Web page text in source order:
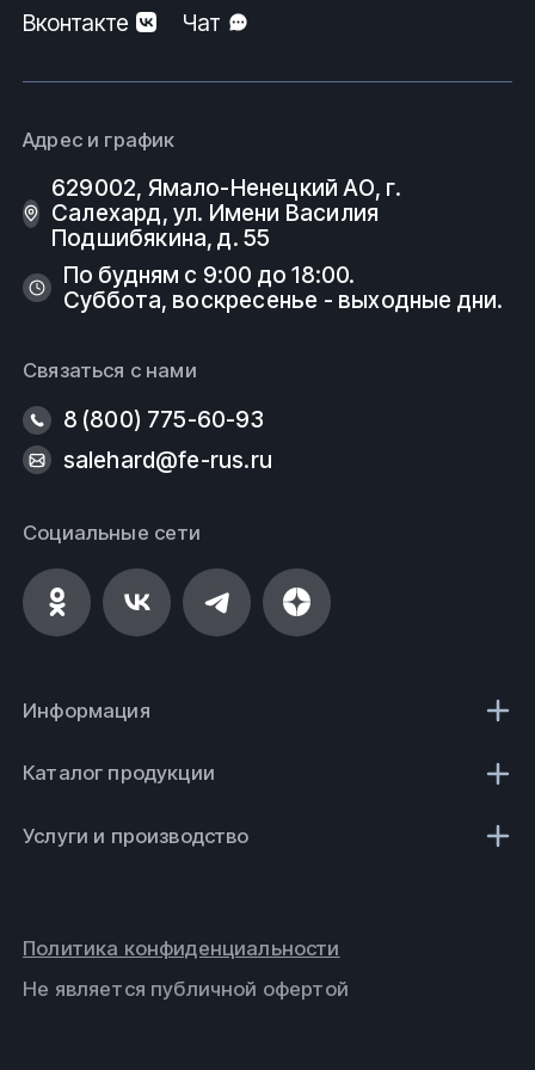
Вконтакте
Чат
Адрес и график
629002, Ямало-Ненецкий АО, г.
Салехард, ул. Имени Василия
Подшибякина, д. 55
По будням с 9:00 до 18:00.
Суббота, воскресенье - выходные дни.
Связаться с нами
8 (800) 775-60-93
salehard@fe-rus.ru
Социальные сети
Информация
Каталог продукции
Услуги и производство
Не является публичной офертой
Политика конфиденциальности